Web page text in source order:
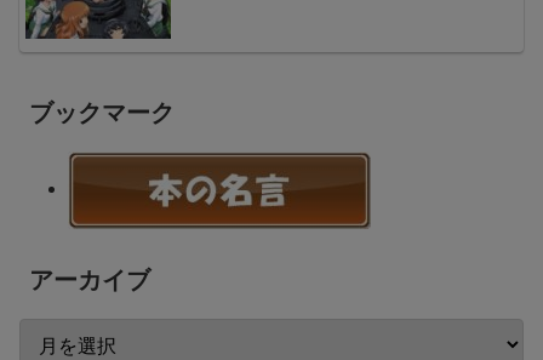
ブックマーク
アーカイブ